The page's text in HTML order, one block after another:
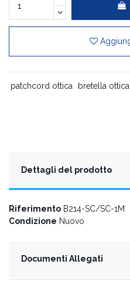
patchcord ottica bretella ottica
Dettagli del prodotto
Riferimento B214-SC/SC-1M
Condizione Nuovo
Documenti Allegati